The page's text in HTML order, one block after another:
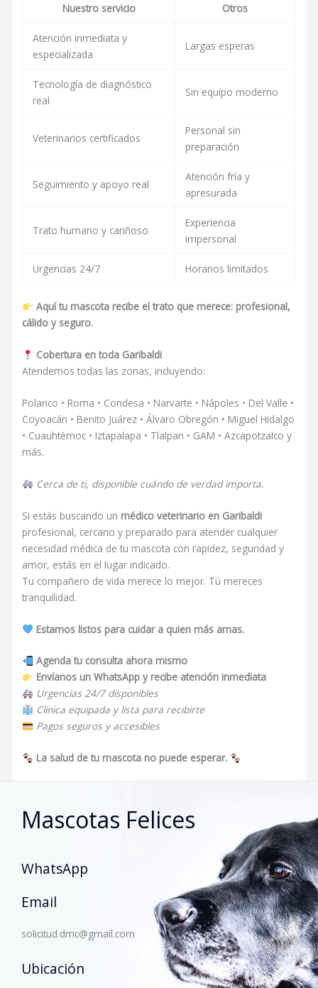
Nuestro servicio
Otros
Atención inmediata y
especializada
Largas esperas
Tecnología de diagnóstico
real
Sin equipo moderno
Veterinarios certificados
Personal sin
preparación
Seguimiento y apoyo real
Atención fría y
apresurada
Trato humano y cariñoso
Experiencia
impersonal
Urgencias 24/7 Horarios limitados
Aquí tu mascota recibe el trato que merece: profesional,
cálido y seguro.
Cobertura en toda Garibaldi
Atendemos todas las zonas, incluyendo:
Polanco • Roma • Condesa • Narvarte • Nápoles • Del Valle •
Coyoacán • Benito Juárez • Álvaro Obregón • Miguel Hidalgo
• Cuauhtémoc • Iztapalapa • Tlalpan • GAM • Azcapotzalco y
más.
Cerca de ti, disponible cuándo de verdad importa.
Si estás buscando un médico veterinario en Garibaldi
profesional, cercano y preparado para atender cualquier
necesidad médica de tu mascota con rapidez, seguridad y
amor, estás en el lugar indicado.
Tu compañero de vida merece lo mejor. Tú mereces
tranquilidad.
Estamos listos para cuidar a quien más amas.
Agenda tu consulta ahora mismo
Envíanos un WhatsApp y recibe atención inmediata
Urgencias 24/7 disponibles
Clínica equipada y lista para recibirte
Pagos seguros y accesibles
La salud de tu mascota no puede esperar.
Mascotas Felices
WhatsApp
Email
solicitud.dmc@gmail.com
Ubicación